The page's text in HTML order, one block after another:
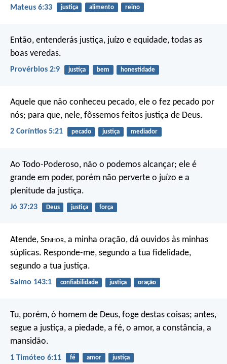
Mateus 6:33 justiça alimento reino
Então, entenderás justiça, juízo e equidade, todas as
boas veredas.
Provérbios 2:9 justiça bem honestidade
Aquele que não conheceu pecado, ele o fez pecado por
nós; para que, nele, fôssemos feitos justiça de Deus.
2 Coríntios 5:21 pecado justiça mediador
Ao Todo-Poderoso, não o podemos alcançar; ele é
grande em poder, porém não perverte o juízo e a
plenitude da justiça.
Jó 37:23 Deus justiça força
Atende, Senhor, a minha oração, dá ouvidos às minhas
súplicas. Responde-me, segundo a tua fidelidade,
segundo a tua justiça.
Salmo 143:1 confiabilidade justiça oração
Tu, porém, ó homem de Deus, foge destas coisas; antes,
segue a justiça, a piedade, a fé, o amor, a constância, a
mansidão.
1 Timóteo 6:11 fé amor justiça